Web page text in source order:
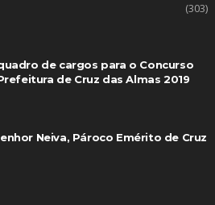
(303)
de cargos para o Concurso
de Cruz das Almas 2019
Neiva, Pároco Emérito de Cruz